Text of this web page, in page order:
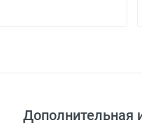
Дополнительная